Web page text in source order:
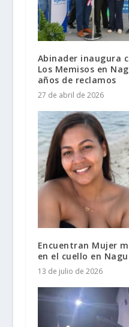
Abinader inaugura
Los Memisos en
años de reclamos
27 de abril de 2026
Encuentran Mujer
en el cuello en
13 de julio de 2026